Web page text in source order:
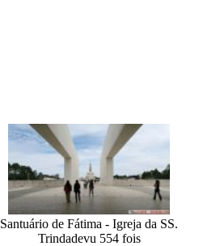
Santuário de Fátima - Igreja da SS.
Trindadevu 554 fois